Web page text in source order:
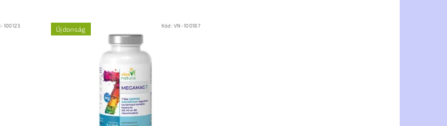
100123 Újdonság Kód:VN-100187